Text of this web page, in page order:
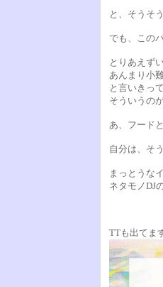
と、そうそ
でも、この
とりあえず
あんまり小
と言いきっ
そういうの
あ、フード
自分は、そ
まっとうな
ネタモノDJ
TTも出てま